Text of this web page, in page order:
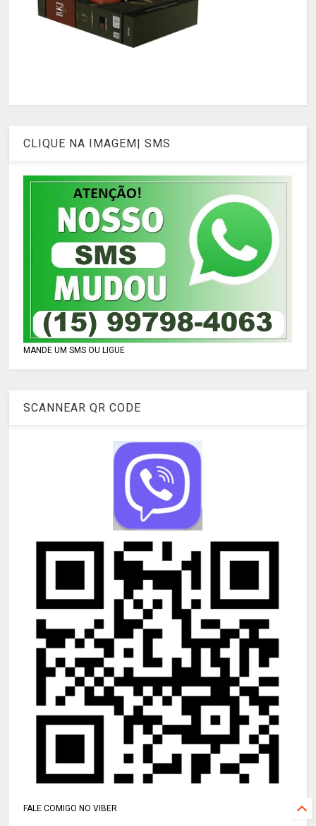
CLIQUE NA IMAGEM| SMS
MANDE UM SMS OU LIGUE
SCANNEAR QR CODE
FALE COMIGO NO VIBER